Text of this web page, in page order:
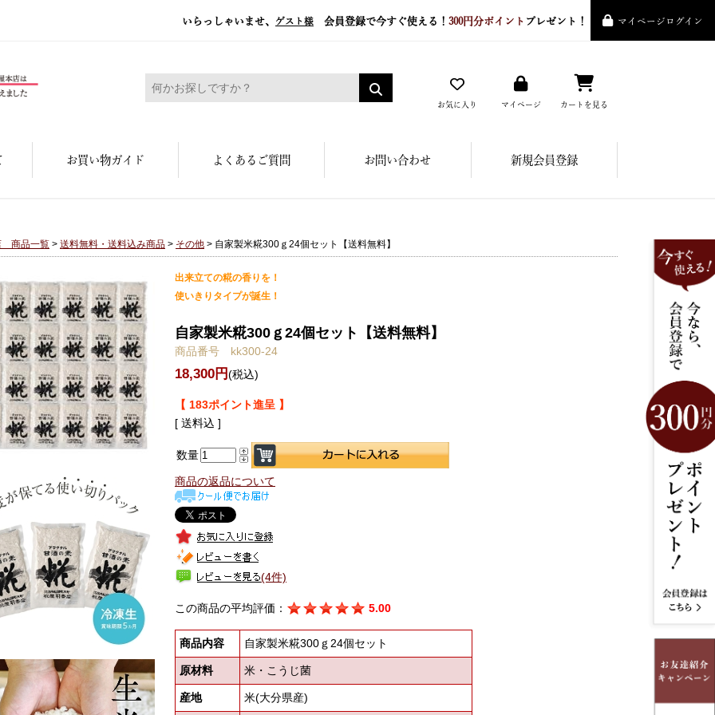
いらっしゃいませ、 ゲスト様 会員登録で今すぐ使える！ 300円分ポイント プレゼント！ マイページログイン
糀屋本店 - 元禄二年。創業三百余年の味
お気に入り マイページ カートを見る
お買い物ガイド よくあるご質問 お問い合わせ 新規会員登録
商品一覧 > 送料無料・送料込み商品 > その他 > 自家製米糀300ｇ24個セット【送料無料】
出来立ての糀の香りを！
使いきりタイプが誕生！
自家製米糀300ｇ24個セット【送料無料】
商品番号 kk300-24
18,300円(税込)
【 183ポイント進呈 】
[ 送料込 ]
数量
商品の返品について
(4件)
この商品の平均評価： 5.00
商品内容 自家製米糀300ｇ24個セット
原材料 米・こうじ菌
産地 米(大分県産)